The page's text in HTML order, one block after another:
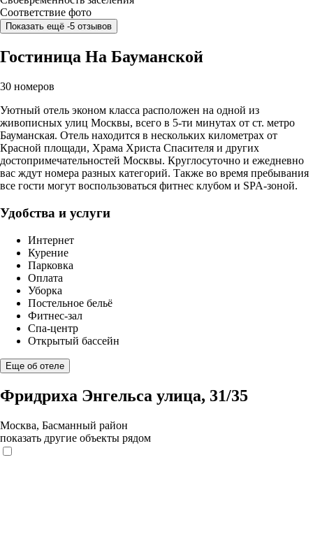
Соответствие фото
Показать ещё -5 отзывов
Гостиница На Бауманской
30 номеров
Уютный отель эконом класса расположен на одной из
живописных улиц Москвы, всего в 5-ти минутах от ст. метро
Бауманская. Отель находится в нескольких километрах от
Красной площади, Храма Христа Спасителя и других
достопримечательностей Москвы. Круглосуточно и ежедневно
вас ждут номера разных категорий. Также во время пребывания
все гости могут воспользоваться фитнес клубом и SPA-зоной.
Удобства и услуги
Интернет
Курение
Парковка
Оплата
Уборка
Постельное бельё
Фитнес-зал
Спа-центр
Открытый бассейн
Еще об отеле
Фридриха Энгельса улица, 31/35
Москва, Басманный район
показать другие объекты рядом